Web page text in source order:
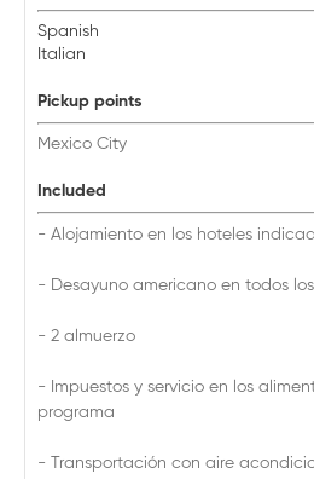
Spanish
Italian
Pickup points
Mexico City
Included
- Alojamiento en los hoteles
- Desayuno americano en todos
- 2 almuerzo
- Impuestos y servicio en los
programa
- Transportación con aire